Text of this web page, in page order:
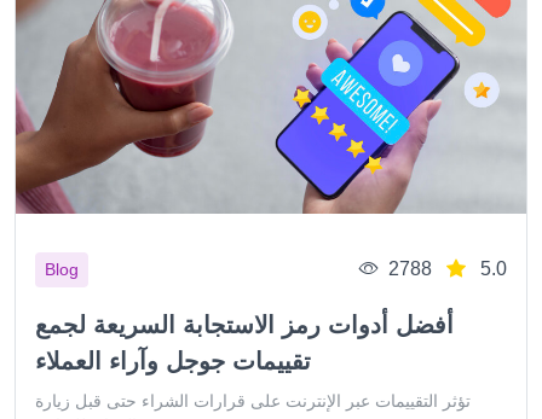
Blog 2788 5.0
أفضل أدوات رمز الاستجابة السريعة لجمع
تقييمات جوجل وآراء العملاء
تؤثر التقييمات عبر الإنترنت على قرارات الشراء حتى قبل زيارة